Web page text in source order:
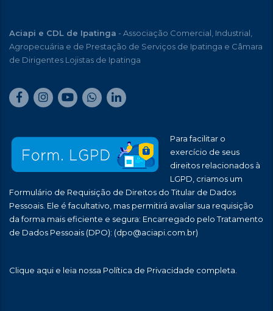
Aciapi e CDL de Ipatinga - Associação Comercial, Industrial,
Agropecuária e de Prestação de Serviços de Ipatinga e Câmara
de Dirigentes Lojistas de Ipatinga
Para facilitar o
exercício de seus
direitos relacionados à
LGPD, criamos um
Formulário de Requisição de Direitos do Titular de Dados
Pessoais. Ele é facultativo, mas permitirá avaliar sua requisição
da forma mais eficiente e segura: Encarregado pelo Tratamento
de Dados Pessoais (DPO): (dpo@aciapi.com.br)
Clique aqui e leia nossa Política de Privacidade completa.